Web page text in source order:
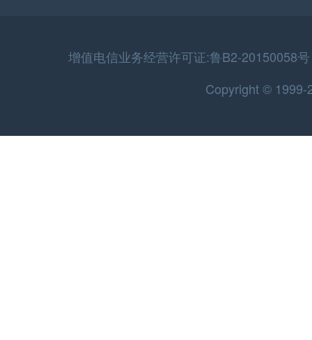
增值电信业务经营许可证:鲁B2-
Copyright © 1999-